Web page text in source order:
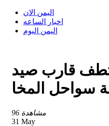
اليمن الان
اخبار الساعه
اليمن اليوم
قارب صيد
سواحل المخا
96 مشاهدة
31 May